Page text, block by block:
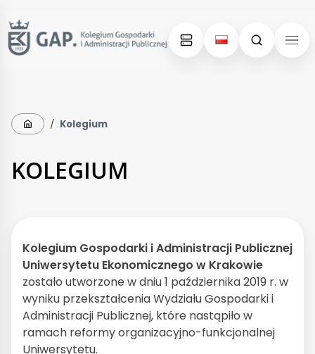
Skip
to
content
Skip
to
menu
Strona główna
/ Kolegium
KOLEGIUM
Kolegium Gospodarki i Administracji Publicznej
Uniwersytetu Ekonomicznego w Krakowie
zostało utworzone w dniu 1 października 2019 r. w
wyniku przekształcenia Wydziału Gospodarki i
Administracji Publicznej, które nastąpiło w
ramach reformy organizacyjno-funkcjonalnej
Uniwersytetu.